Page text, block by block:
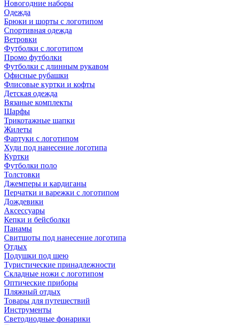
Новогодние наборы
Одежда
Брюки и шорты с логотипом
Спортивная одежда
Ветровки
Футболки с логотипом
Промо футболки
Футболки с длинным рукавом
Офисные рубашки
Флисовые куртки и кофты
Детская одежда
Вязаные комплекты
Шарфы
Трикотажные шапки
Жилеты
Фартуки с логотипом
Худи под нанесение логотипа
Куртки
Футболки поло
Толстовки
Джемперы и кардиганы
Перчатки и варежки с логотипом
Дождевики
Аксессуары
Кепки и бейсболки
Панамы
Свитшоты под нанесение логотипа
Отдых
Подушки под шею
Туристические принадлежности
Складные ножи с логотипом
Оптические приборы
Пляжный отдых
Товары для путешествий
Инструменты
Светодиодные фонарики